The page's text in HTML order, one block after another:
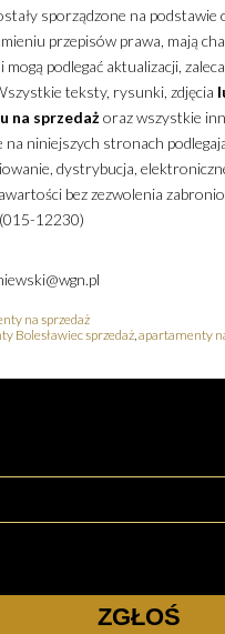
sporządzone na podstawie
przepisów prawa, mają
podlegać aktualizacji,
teksty, rysunki, zdjęcia
na sprzedażoraz wszystkie
na niniejszych stronach
dystrybucja,
bez zezwolenia
12230)
na sprzedaż
Bolesławiec sprzedaż, apartamenty
ZGŁOŚ